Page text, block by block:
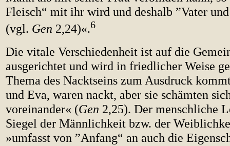
Fleisch“ mit ihr wird und deshalb ”Vater
(vgl. Gen 2,24)«.6
Die vitale Verschiedenheit ist auf die
ausgerichtet und wird in friedlicher Weise
Thema des Nacktseins zum Ausdruck
und Eva, waren nackt, aber sie schämten
voreinander« (Gen 2,25). Der menschliche
Siegel der Männlichkeit bzw. der
»umfasst von ”Anfang“ an auch die